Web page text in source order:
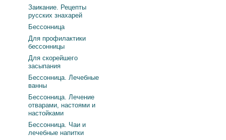
Заикание. Рецепты
русских знахарей
Бессонница
Для профилактики
бессонницы
Для скорейшего
засыпания
Бессонница. Лечебные
ванны
Бессонница. Лечение
отварами, настоями и
настойками
Бессонница. Чаи и
лечебные напитки